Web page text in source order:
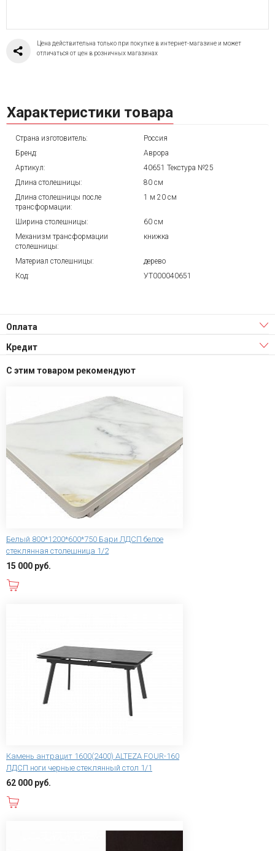
Цена действительна только при покупке в интернет-магазине и может
отличаться от цен в розничных магазинах
Характеристики товара
Страна изготовитель:
Россия
Бренд:
Аврора
Артикул:
40651 Текстура №25
Длина столешницы:
80 см
Длина столешницы после
трансформации:
1 м 20 см
Ширина столешницы:
60 см
Механизм трансформации
столешницы:
книжка
Материал столешницы:
дерево
Код:
УТ000040651
Оплата
Кредит
С этим товаром рекомендуют
Белый 800*1200*600*750 Бари ЛДСП белое
стеклянная столешница 1/2
15 000 руб.
Камень антрацит 1600(2400) ALTEZA FOUR-160
ЛДСП ноги черные стеклянный стол 1/1
62 000 руб.